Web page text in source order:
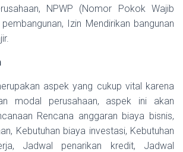
NPWP (Nomor Pokok Wajib
Izin Mendirikan bangunan
aspek yang cukup vital karena
modal perusahaan, aspek ini akan
Rencana anggaran biaya bisnis,
Kebutuhan biaya investasi, Kebutuhan
Jadwal penarikan kredit, Jadwal